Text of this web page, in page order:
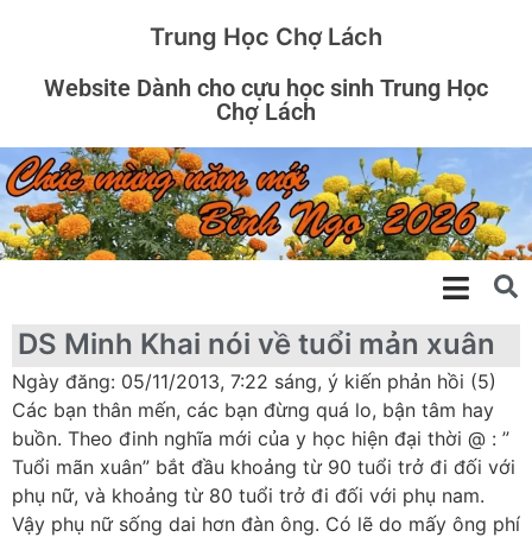
Trung Học Chợ Lách
Website Dành cho cựu học sinh Trung Học
Chợ Lách
DS Minh Khai nói về tuổi mản xuân
Ngày đăng: 05/11/2013, 7:22 sáng, ý kiến phản hồi (5)
Các bạn thân mến, các bạn đừng quá lo, bận tâm hay
buồn. Theo đinh nghĩa mới của y học hiện đại thời @ : ”
Tuổi mãn xuân” bắt đầu khoảng từ 90 tuổi trở đi đối với
phụ nữ, và khoảng từ 80 tuổi trở đi đối với phụ nam.
Vậy phụ nữ sống dai hơn đàn ông. Có lẽ do mấy ông phí